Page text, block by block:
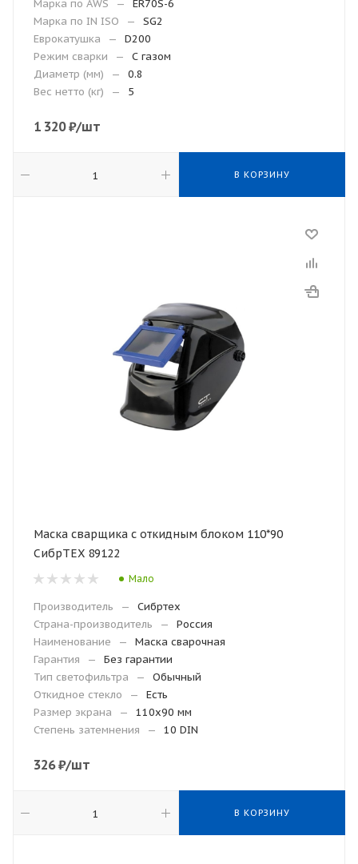
Марка по AWS —
ER70S-6
Марка по IN ISO
—
SG2
Еврокатушка
—
D200
Режим сварки
—
С газом
Диаметр (мм)
—
0.8
Вес нетто (кг)
— 5
1 320₽/шт
В КОРЗИНУ
Маска сварщика с откидным блоком 110*90
СибрТЕХ 89122
Мало
Производитель —
Сибртех
Страна-производитель
—
Россия
Наименование
—
Маска сварочная
Гарантия
—
Без гарантии
Тип светофильтра
—
Обычный
Откидное стекло
—
Есть
Размер экрана
—
110х90 мм
Степень затемнения
— 10 DIN
326₽/шт
В КОРЗИНУ